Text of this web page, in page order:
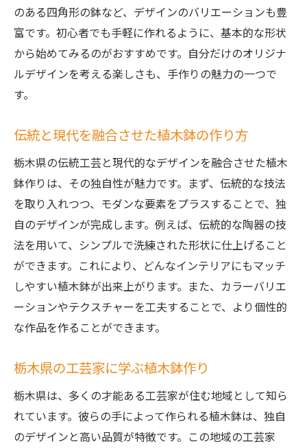
のある四角形の鉢など、デザインのバリエーションも豊
富です。初心者でも手軽に作れるように、基本的な形状
から始めてみるのがおすすめです。自分だけのオリジナ
ルデザインを考える楽しさも、手作りの魅力の一つで
す。
伝統と現代を融合させた植木鉢の作り方
栃木県の伝統工芸と現代的なデザインを融合させた植木
鉢作りは、その独自性が魅力です。まず、伝統的な技法
を取り入れつつ、モダンな要素をプラスすることで、独
自のデザインが完成します。例えば、伝統的な陶器の技
法を用いて、シンプルで洗練された形状に仕上げること
ができます。これにより、どんなインテリアにもマッチ
しやすい植木鉢が出来上がります。また、カラーバリエ
ーションやテクスチャーを工夫することで、より個性的
な作品を作ることができます。
栃木県の工芸家に学ぶ植木鉢作り
栃木県は、多くの才能ある工芸家が住む地域として知ら
れています。彼らの手によって作られる植木鉢は、独自
のデザインと高い品質が特徴です。この地域の工芸家